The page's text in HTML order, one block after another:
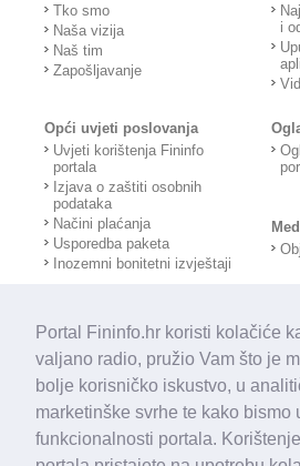
Portal Fininfo.hr koristi kolačiće
valjano radio, pružio Vam što je
bolje korisničko iskustvo, u
marketinške svrhe te kako bismo
funkcionalnosti portala.
Tko smo
Naša vizija
Naš tim
Zapošljavanje
i
Opći uvjeti poslovanja
Uvjeti korištenja Fininfo
portala
Izjava o zaštiti osobnih
podataka
Načini plaćanja
Usporedba paketa
Inozemni bonitetni izvještaji